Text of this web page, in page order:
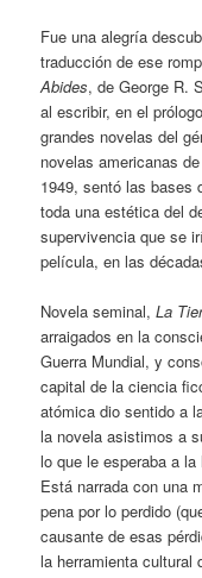
Fue una alegría
traducción de ese
Abides, de George R.
al escribir, en el
grandes novelas del
novelas americanas
1949, sentó las bases
toda una estética del
supervivencia que se
película, en las
Novela seminal,La
arraigados en la
Guerra Mundial, y
capital de la ciencia
atómica dio sentido a
la novela asistimos a
lo que le esperaba a
Está narrada con una
pena por lo perdido
causante de esas
la herramienta cultural